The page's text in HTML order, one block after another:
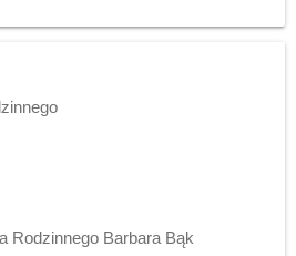
Rodzinnego Barbara Bąk